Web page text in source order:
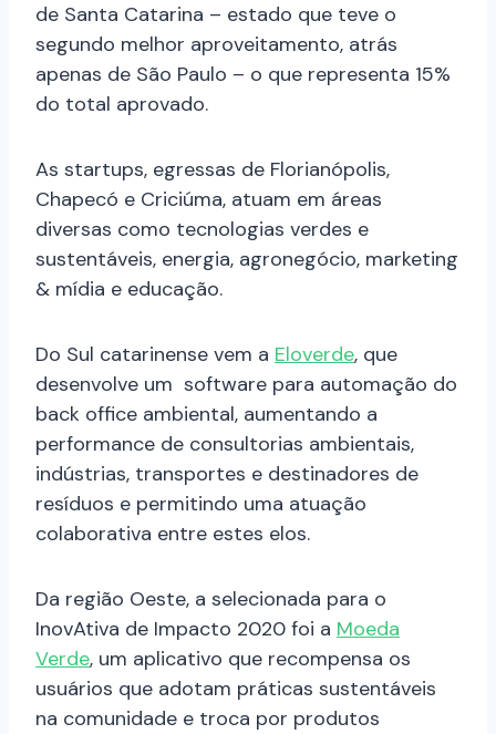
de Santa Catarina – estado que teve o
segundo melhor aproveitamento, atrás
apenas de São Paulo – o que representa 15%
do total aprovado.
As startups, egressas de Florianópolis,
Chapecó e Criciúma, atuam em áreas
diversas como tecnologias verdes e
sustentáveis, energia, agronegócio, marketing
& mídia e educação.
Do Sul catarinense vem a Eloverde, que
desenvolve um software para automação do
back office ambiental, aumentando a
performance de consultorias ambientais,
indústrias, transportes e destinadores de
resíduos e permitindo uma atuação
colaborativa entre estes elos.
Da região Oeste, a selecionada para o
InovAtiva de Impacto 2020 foi a Moeda
Verde, um aplicativo que recompensa os
usuários que adotam práticas sustentáveis
na comunidade e troca por produtos